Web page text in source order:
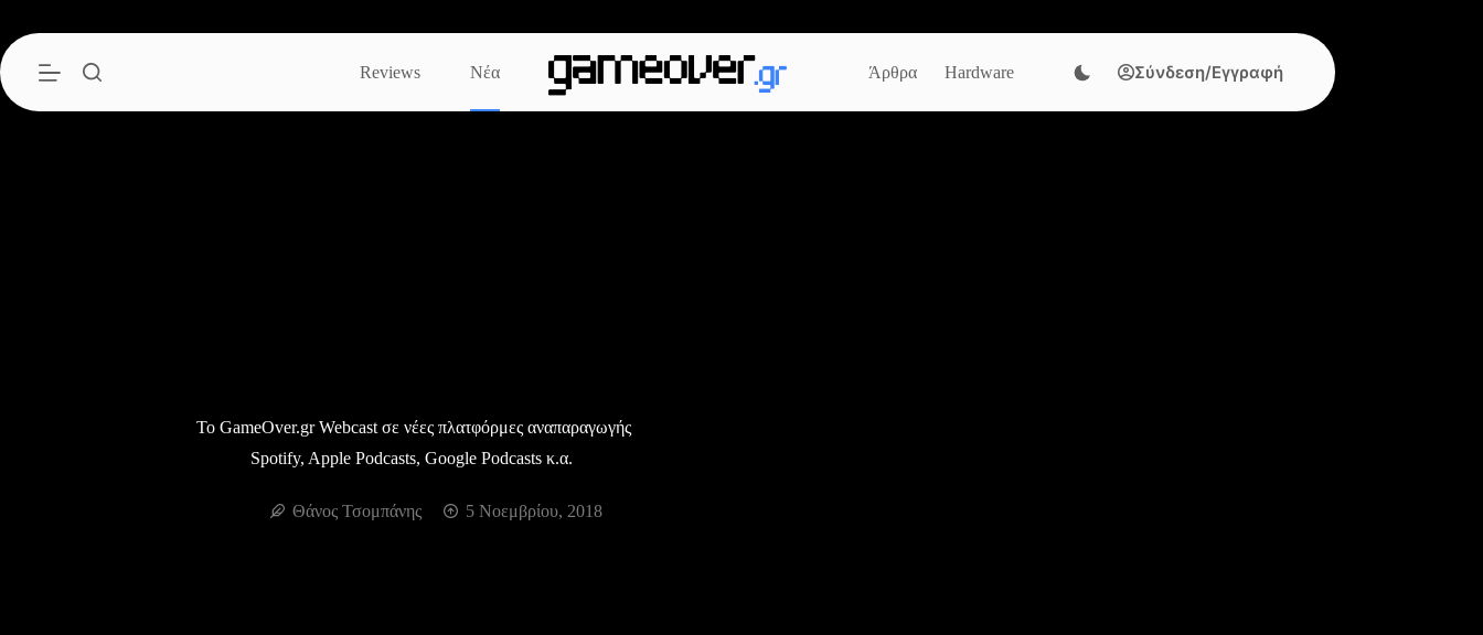
περιεχόμενο
Reviews
Νέα Άρθρα Hardware Σύνδεση/Εγγραφή
Το GameOver.gr Webcast σε νέες πλατφόρμες αναπαραγωγής
Spotify, Apple Podcasts, Google Podcasts κ.α.
Θάνος Τσομπάνης 5 Νοεμβρίου, 2018